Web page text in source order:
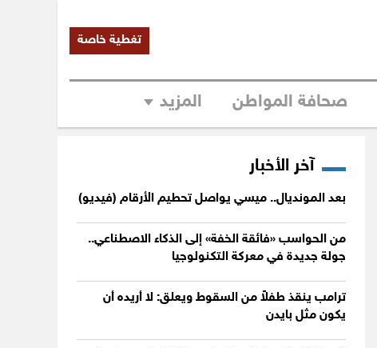
تغطية خاصة
صحافة المواطن المزيد
آخر الأخبار
بعد المونديال.. ميسي يواصل تحطيم الأرقام (فيديو)
من الحواسب «فائقة الخفة» إلى الذكاء الاصطناعي..
جولة جديدة في معركة التكنولوجيا
ترامب ينقذ طفلاً من السقوط ويعلق: لا أريده أن
يكون مثل بايدن